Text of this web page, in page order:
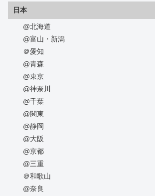
日本
@北海道
@富山・新潟
＠愛知
@青森
@東京
@神奈川
@千葉
@関東
@静岡
@大阪
@京都
@三重
＠和歌山
@奈良